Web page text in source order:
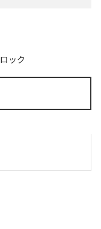
ロック